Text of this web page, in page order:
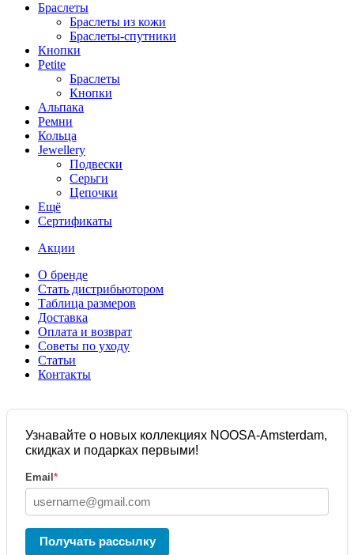
Браслеты
Браслеты из кожи
Браслеты-спутники
Кнопки
Petite
Браслеты
Кнопки
Альпака
Ремни
Кольца
Jewellery
Подвески
Серьги
Цепочки
Ещё
Сертификаты
Акции
О бренде
Стать дистрибьютором
Таблица размеров
Доставка
Оплата и возврат
Советы по уходу
Статьи
Контакты
Узнавайте о новых коллекциях NOOSA-Amsterdam,
скидках и подарках первыми!
Email *
Получать рассылку